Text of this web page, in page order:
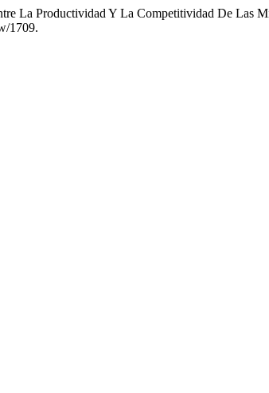
La Productividad Y La Competitividad De Las
1709.